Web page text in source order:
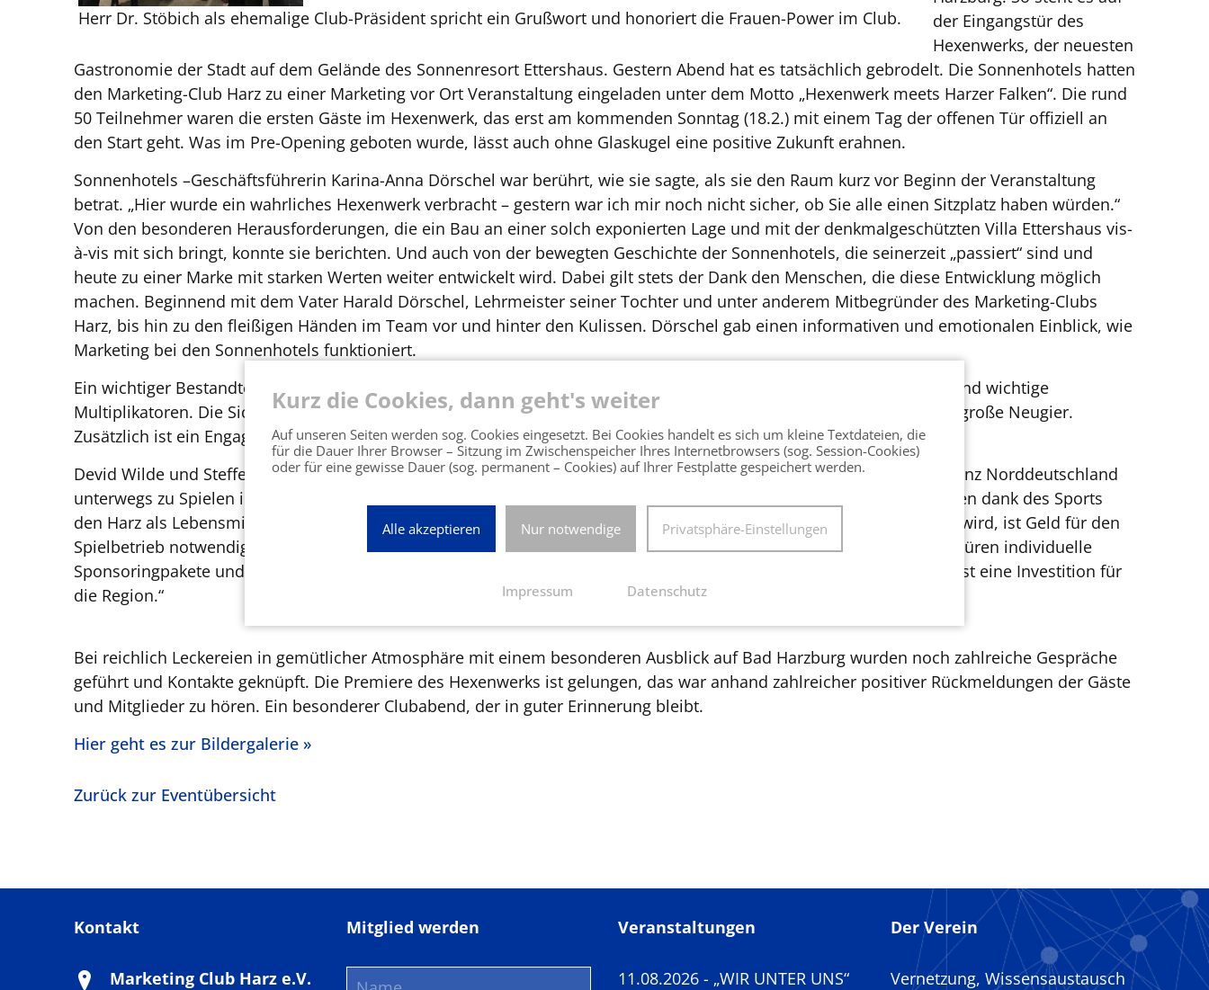
Herr Dr. Stöbich als ehemalige Club-Präsident spricht ein Grußwort und honoriert die Frauen-Power im Club.
der Eingangstür des
Hexenwerks, der neuesten
Gastronomie der Stadt auf dem Gelände des Sonnenresort Ettershaus. Gestern Abend hat es tatsächlich gebrodelt. Die Sonnenhotels hatten
den Marketing-Club Harz zu einer Marketing vor Ort Veranstaltung eingeladen unter dem Motto „Hexenwerk meets Harzer Falken“. Die rund
50 Teilnehmer waren die ersten Gäste im Hexenwerk, das erst am kommenden Sonntag (18.2.) mit einem Tag der offenen Tür offiziell an
den Start geht. Was im Pre-Opening geboten wurde, lässt auch ohne Glaskugel eine positive Zukunft erahnen.
Sonnenhotels –Geschäftsführerin Karina-Anna Dörschel war berührt, wie sie sagte, als sie den Raum kurz vor Beginn der Veranstaltung
betrat. „Hier wurde ein wahrliches Hexenwerk verbracht – gestern war ich mir noch nicht sicher, ob Sie alle einen Sitzplatz haben würden.“
Von den besonderen Herausforderungen, die ein Bau an einer solch exponierten Lage und mit der denkmalgeschützten Villa Ettershaus vis-
à-vis mit sich bringt, konnte sie berichten. Und auch von der bewegten Geschichte der Sonnenhotels, die seinerzeit „passiert“ sind und
heute zu einer Marke mit starken Werten weiter entwickelt wird. Dabei gilt stets der Dank den Menschen, die diese Entwicklung möglich
machen. Beginnend mit dem Vater Harald Dörschel, Lehrmeister seiner Tochter und unter anderem Mitbegründer des Marketing-Clubs
Harz, bis hin zu den fleißigen Händen im Team vor und hinter den Kulissen. Dörschel gab einen informativen und emotionalen Einblick, wie
Marketing bei den Sonnenhotels funktioniert.
Ein wichtiger Bestandteil des Marketingkonzeptes ist auch das Sport-Sponsoring. Die Spieler und Vereinsmitglieder sind wichtige
Multiplikatoren. Die Sichtbarkeit in den Medien ist durchaus beachtlich und weckte insbesondere für das Hexenwerk große Neugier.
Zusätzlich ist ein Engagement in Vereinen auch ein Türöffner für Netzwerke innerhalb der Regionen.
Devid Wilde und Steffen Heister von den Harzer Falken gaben einen Einblick in den Eishockey-Sport. Der Club ist in ganz Norddeutschland
unterwegs zu Spielen in den wichtigsten Quellmärkte für den Harz. Zudem sind viele Spieler von außerhalb und wählen dank des Sports
den Harz als Lebensmittelpunkt, finden Ausbildungs- oder Studienplätze. Obwohl der Club rein ehrenamtlich geführt wird, ist Geld für den
Spielbetrieb notwendig. Allein die Ausrüstung der 25 Spieler schlägt im Jahr mit rund 70.000 Euro zu Buche. „Wir schnüren individuelle
Sponsoringpakete und haben noch für jeden Partner den richtigen Platz gefunden“, betont Wilde. „Sport-Sponsoring ist eine Investition für
die Region.“
Bei reichlich Leckereien in gemütlicher Atmosphäre mit einem besonderen Ausblick auf Bad Harzburg wurden noch zahlreiche Gespräche
geführt und Kontakte geknüpft. Die Premiere des Hexenwerks ist gelungen, das war anhand zahlreicher positiver Rückmeldungen der Gäste
und Mitglieder zu hören. Ein besonderer Clubabend, der in guter Erinnerung bleibt.
Hier geht es zur Bildergalerie »
Zurück zur Eventübersicht
Kontakt
Marketing Club Harz e.V.
Mitglied werden Veranstaltungen
11.08.2026 - „WIR UNTER UNS“
Der Verein
Vernetzung, Wissensaustausch
Kurz die Cookies, dann geht's weiter
Auf unseren Seiten werden sog. Cookies eingesetzt. Bei Cookies handelt es sich um kleine Textdateien, die
für die Dauer Ihrer Browser – Sitzung im Zwischenspeicher Ihres Internetbrowsers (sog. Session-Cookies)
oder für eine gewisse Dauer (sog. permanent – Cookies) auf Ihrer Festplatte gespeichert werden.
Alle akzeptieren Nur notwendige Privatsphäre-Einstellungen
Impressum Datenschutz